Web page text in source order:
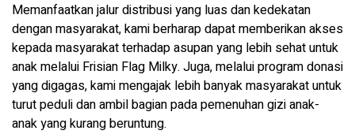
Memanfaatkan jalur distribusi yang luas dan kedekatan
dengan masyarakat, kami berharap dapat memberikan akses
kepada masyarakat terhadap asupan yang lebih sehat untuk
anak melalui Frisian Flag Milky. Juga, melalui program donasi
yang digagas, kami mengajak lebih banyak masyarakat untuk
turut peduli dan ambil bagian pada pemenuhan gizi anak-
anak yang kurang beruntung.